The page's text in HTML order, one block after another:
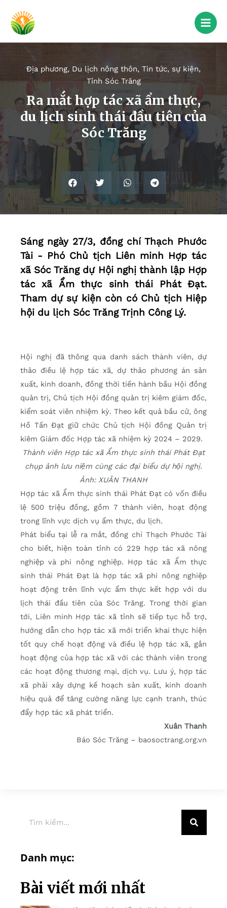
Địa phương, Du lịch nông thôn, Tin tức, sự kiện,
Tỉnh Sóc Trăng
Ra mắt hợp tác xã ẩm thực,
du lịch sinh thái đầu tiên của
Sóc Trăng
Sáng ngày 27/3, đồng chí Thạch Phước
Tài - Phó Chủ tịch Liên minh Hợp tác
xã Sóc Trăng dự Hội nghị thành lập Hợp
tác xã Ẩm thực sinh thái Phát Đạt.
Tham dự sự kiện còn có Chủ tịch Hiệp
hội du lịch Sóc Trăng Trịnh Công Lý.
Hội nghị đã thông qua danh sách thành viên, dự
thảo điều lệ hợp tác xã, dự thảo phương án sản
xuất, kinh doanh, đồng thời tiến hành bầu Hội đồng
quản trị, Chủ tịch Hội đồng quản trị kiêm giám đốc,
kiểm soát viên nhiệm kỳ. Theo kết quả bầu cử, ông
Hồ Tấn Đạt giữ chức Chủ tịch Hội đồng Quản trị
kiêm Giám đốc Hợp tác xã nhiệm kỳ 2024 – 2029.
Thành viên Hợp tác xã Ẩm thực sinh thái Phát Đạt
chụp ảnh lưu niệm cùng các đại biểu dự hội nghị.
Ảnh: XUÂN THANH
Hợp tác xã Ẩm thực sinh thái Phát Đạt có vốn điều
lệ 500 triệu đồng, gồm 7 thành viên, hoạt động
trong lĩnh vực dịch vụ ẩm thực, du lịch.
Phát biểu tại lễ ra mắt, đồng chí Thạch Phước Tài
cho biết, hiện toàn tỉnh có 229 hợp tác xã nông
nghiệp và phi nông nghiệp. Hợp tác xã Ẩm thực
sinh thái Phát Đạt là hợp tác xã phi nông nghiệp
hoạt động trên lĩnh vực ẩm thực kết hợp với du
lịch thái đầu tiên của Sóc Trăng. Trong thời gian
tới, Liên minh Hợp tác xã tỉnh sẽ tiếp tục hỗ trợ,
hướng dẫn cho hợp tác xã mới triển khai thực hiện
tốt quy chế hoạt động và điều lệ hợp tác xã, gắn
hoạt động của hợp tác xã với các thành viên trong
các hoạt động thương mại, dịch vụ. Lưu ý, hợp tác
xã phải xây dựng kế hoạch sản xuất, kinh doanh
hiệu quả để tăng cường năng lực cạnh tranh, thúc
đẩy hợp tác xã phát triển.
Xuân Thanh
Báo Sóc Trăng – baosoctrang.org.vn
Danh mục:
Bài viết mới nhất